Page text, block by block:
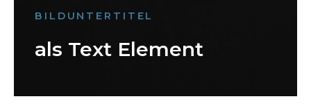
BILDUNTERTITEL
als Text Element